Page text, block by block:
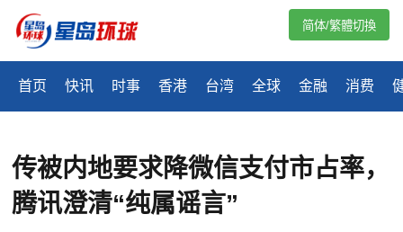
首页 快讯 时事 香港 台湾 全球 金融 消费
简体/繁體切換
传被内地要求降微信支付市占率，
腾讯澄清“纯属谣言”